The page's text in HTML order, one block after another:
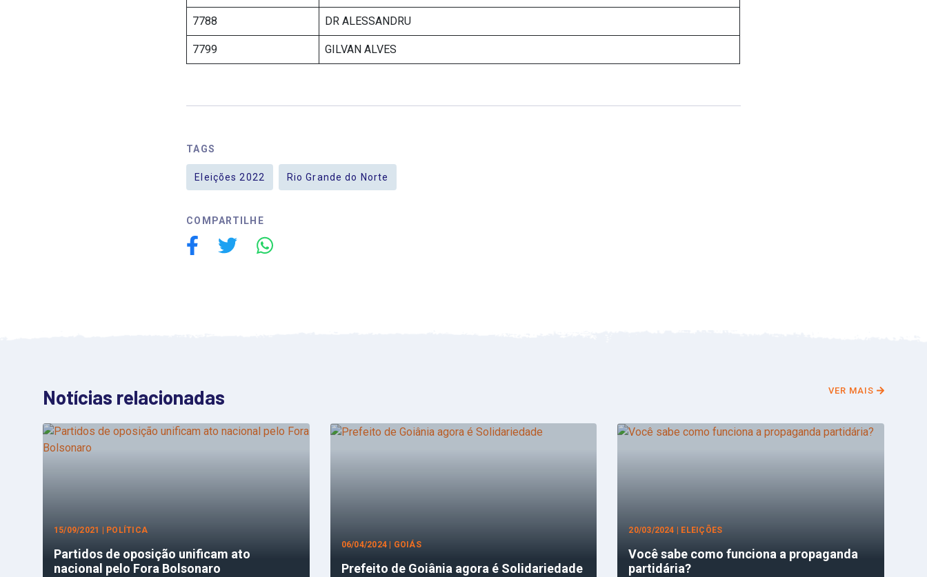
7788 DR ALESSANDRU
7799 GILVAN ALVES
TAGS
Eleições 2022 Rio Grande do Norte
COMPARTILHE
Notícias relacionadas VER MAIS
15/09/2021 | POLÍTICA
Partidos de oposição unificam ato
nacional pelo Fora Bolsonaro
06/04/2024 | GOIÁS
Prefeito de Goiânia agora é Solidariedade
20/03/2024 | ELEIÇÕES
Você sabe como funciona a propaganda
partidária?